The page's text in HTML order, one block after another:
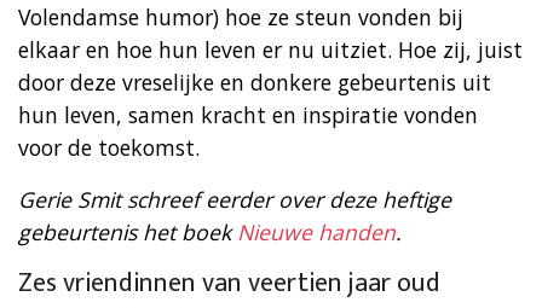
Volendamse humor) hoe ze steun vonden bij
elkaar en hoe hun leven er nu uitziet. Hoe zij, juist
door deze vreselijke en donkere gebeurtenis uit
hun leven, samen kracht en inspiratie vonden
voor de toekomst.
Gerie Smit schreef eerder over deze heftige
gebeurtenis het boek Nieuwe handen.
Zes vriendinnen van veertien jaar oud